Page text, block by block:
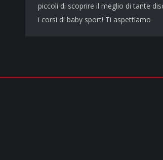
piccoli di scoprire il meglio di tante
i corsi di baby sport! Ti aspettiamo